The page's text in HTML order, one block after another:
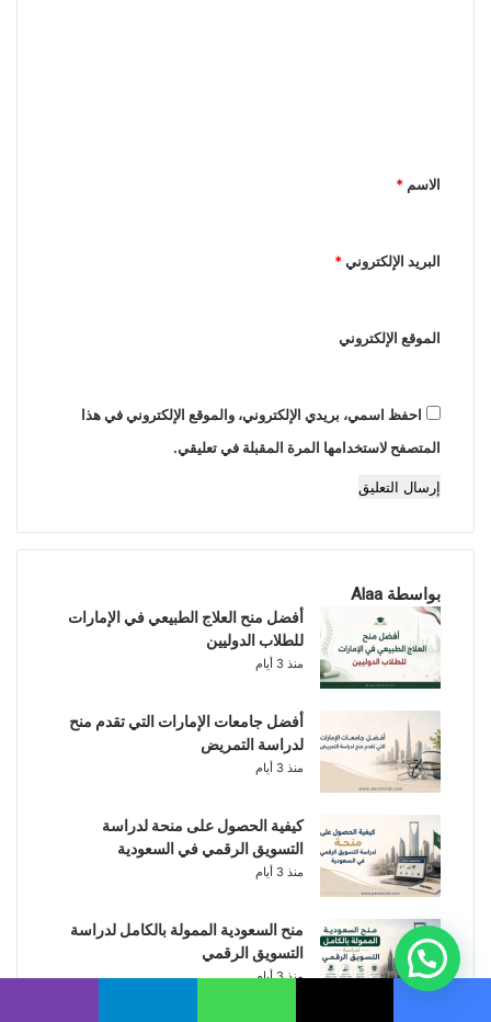
ق
الاسم *
البريد الإلكتروني*
الموقع الإلكتروني
احفظ اسمي، بريدي الإلكتروني، والموقع الإلكتروني في هذا
المتصفح لاستخدامها المرة المقبلة في تعليقي.
بواسطة Alaa
أفضل منح العلاج الطبيعي في الإمارات
للطلاب الدوليين
منذ 3 أيام
أفضل جامعات الإمارات التي تقدم منح
لدراسة التمريض
منذ 3 أيام
كيفية الحصول على منحة لدراسة
التسويق الرقمي في السعودية
منذ 3 أيام
منح السعودية الممولة بالكامل لدراسة
التسويق الرقمي
منذ 3 أيام